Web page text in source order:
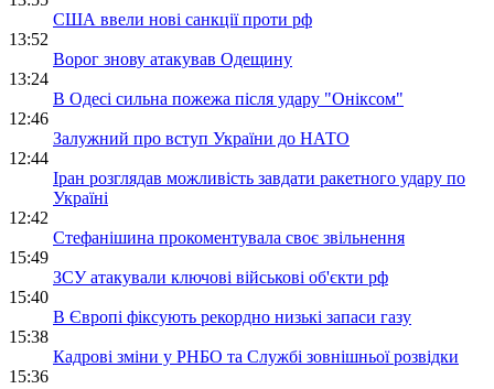
США ввели нові санкції проти рф
13:52
Ворог знову атакував Одещину
13:24
В Одесі сильна пожежа після удару "Оніксом"
12:46
Залужний про вступ України до НАТО
12:44
Іран розглядав можливість завдати ракетного удару по
Україні
12:42
Стефанішина прокоментувала своє звільнення
15:49
ЗСУ атакували ключові військові об'єкти рф
15:40
В Європі фіксують рекордно низькі запаси газу
15:38
Кадрові зміни у РНБО та Службі зовнішньої розвідки
15:36